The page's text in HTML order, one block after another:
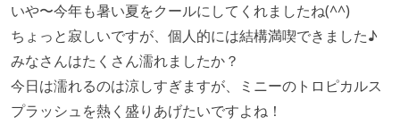
いや〜今年も暑い夏をクールにしてくれましたね(^^)
ちょっと寂しいですが、個人的には結構満喫できました♪
みなさんはたくさん濡れましたか？
今日は濡れるのは涼しすぎますが、ミニーのトロピカルス
プラッシュを熱く盛りあげたいですよね！